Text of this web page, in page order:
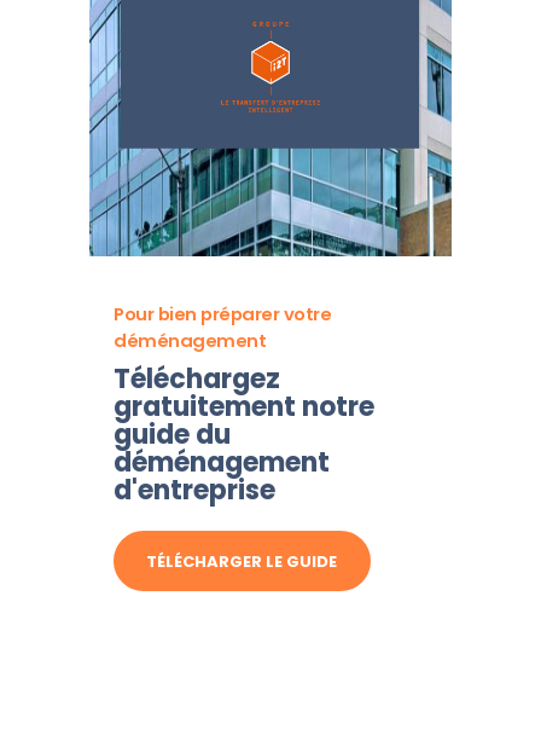
Pour bien préparer votre
déménagement
Téléchargez
gratuitement notre
guide du
déménagement
d'entreprise
TÉLÉCHARGER LE GUIDE